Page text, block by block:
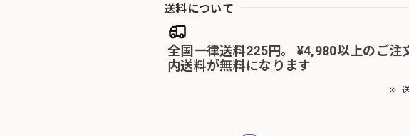
送料について
全国一律送料225円。 ¥4,980以上のご注
内送料が無料になります